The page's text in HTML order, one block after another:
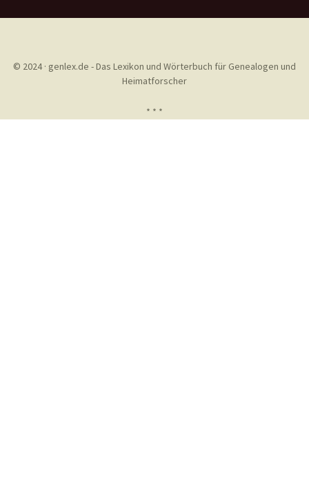
© 2024 · genlex.de - Das Lexikon und Wörterbuch für Genealogen und
Heimatforscher
* * *